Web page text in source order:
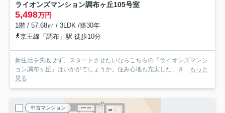
ライオンズマンション調布ヶ丘105号室
5,498万円
1階 / 57.68㎡ / 3LDK /築30年
京王線「調布」駅 徒歩10分
新生活を失敗せず、スタートさせたいならこちらの「ライオンズマンシ
ョン調布ヶ丘」はいかがでしょうか。住み心地も充実した、き... もっと
見る
中古マンション